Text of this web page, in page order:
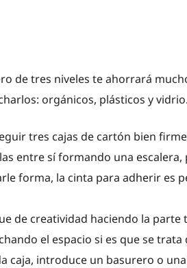
de tres niveles te ahorrará
orgánicos, plásticos y vidrio.
tres cajas de cartón bien
entre sí formando una
forma, la cinta para adherir es
de creatividad haciendo la
el espacio si es que se
caja, introduce un basurero o